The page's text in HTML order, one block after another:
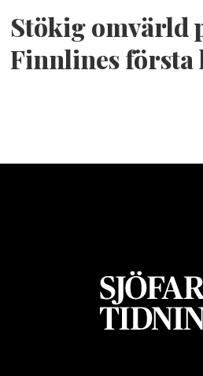
Stökig omvärld
Finnlines första